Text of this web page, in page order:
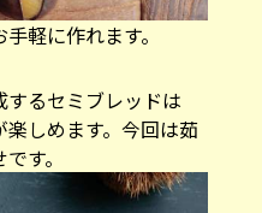
軽に作れます。
るセミブレッドは
しめます。今回は茹
す。